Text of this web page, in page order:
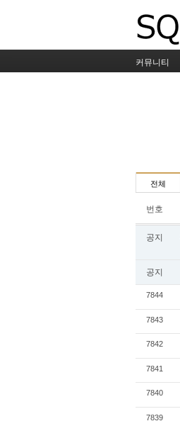
커뮤니티
전체
번호
공지
공지
7844
7843
7842
7841
7840
7839